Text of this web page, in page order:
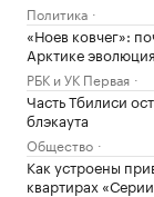
Политика
«Ноев ковчег»:
Арктике
РБК и УК Первая
Часть Тбилиси
блэкаута
Общество
Как устроены
квартирах